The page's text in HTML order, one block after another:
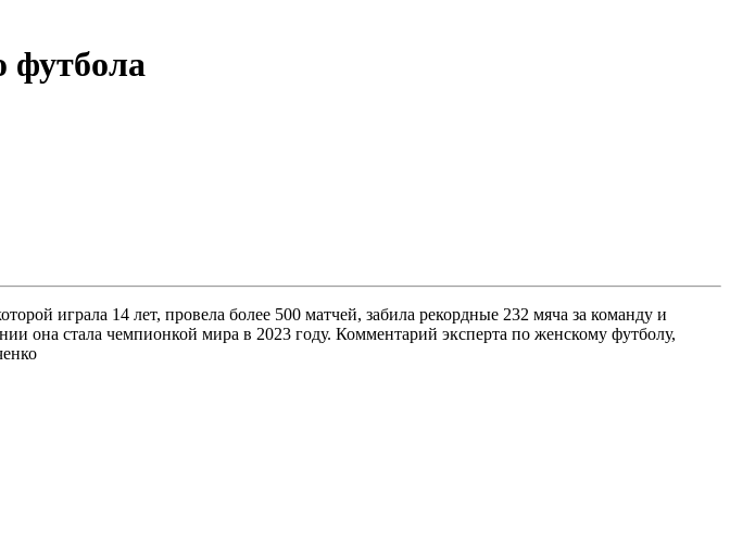
футбола
играла 14 лет, провела более 500 матчей, забила рекордные 232 мяча за команду и
она стала чемпионкой мира в 2023 году. Комментарий эксперта по женскому футболу,